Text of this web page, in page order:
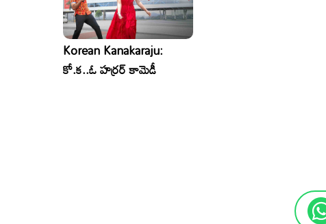
Korean Kanakaraju:
కో.క..ఓ హర్రర్ కామెడీ